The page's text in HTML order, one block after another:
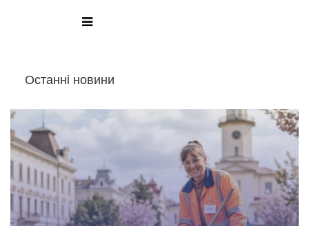
Останні новини